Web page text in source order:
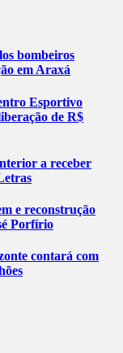
bombeiros
em Araxá
Esportivo
de R$
a receber
e reconstrução
Porfírio
contará com